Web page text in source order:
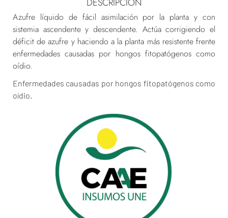
Azufre líquido de fácil asimilación por la planta y con
sistemia ascendente y descendente. Actúa corrigiendo el
déficit de azufre y haciendo a la planta más resistente frente
enfermedades causadas por hongos fitopatógenos como
oídio.
Enfermedades causadas por hongos fitopatógenos como
oídio.